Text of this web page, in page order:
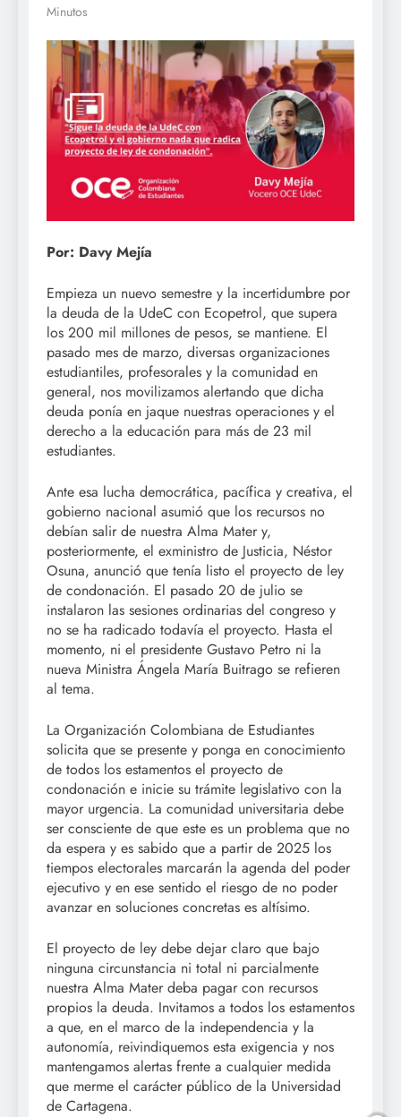
Minutos
Por: Davy Mejía
Empieza un nuevo semestre y la incertidumbre por
la deuda de la UdeC con Ecopetrol, que supera
los 200 mil millones de pesos, se mantiene. El
pasado mes de marzo, diversas organizaciones
estudiantiles, profesorales y la comunidad en
general, nos movilizamos alertando que dicha
deuda ponía en jaque nuestras operaciones y el
derecho a la educación para más de 23 mil
estudiantes.
Ante esa lucha democrática, pacífica y creativa, el
gobierno nacional asumió que los recursos no
debían salir de nuestra Alma Mater y,
posteriormente, el exministro de Justicia, Néstor
Osuna, anunció que tenía listo el proyecto de ley
de condonación. El pasado 20 de julio se
instalaron las sesiones ordinarias del congreso y
no se ha radicado todavía el proyecto. Hasta el
momento, ni el presidente Gustavo Petro ni la
nueva Ministra Ángela María Buitrago se refieren
al tema.
La Organización Colombiana de Estudiantes
solicita que se presente y ponga en conocimiento
de todos los estamentos el proyecto de
condonación e inicie su trámite legislativo con la
mayor urgencia. La comunidad universitaria debe
ser consciente de que este es un problema que no
da espera y es sabido que a partir de 2025 los
tiempos electorales marcarán la agenda del poder
ejecutivo y en ese sentido el riesgo de no poder
avanzar en soluciones concretas es altísimo.
El proyecto de ley debe dejar claro que bajo
ninguna circunstancia ni total ni parcialmente
nuestra Alma Mater deba pagar con recursos
propios la deuda. Invitamos a todos los estamentos
a que, en el marco de la independencia y la
autonomía, reivindiquemos esta exigencia y nos
mantengamos alertas frente a cualquier medida
que merme el carácter público de la Universidad
de Cartagena.